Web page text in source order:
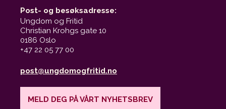
Post- og besøksadresse:
Ungdom og Fritid
Christian Krohgs gate 10
0186 Oslo
+47 22 05 77 00
post@ungdomogfritid.no
MELD DEG PÅ VÅRT NYHETSBREV